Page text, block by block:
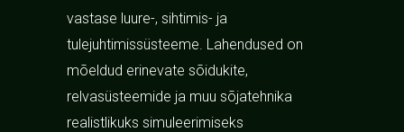
vastase luure-, sihtimis- ja
tulejuhtimissüsteeme. Lahendused on
mõeldud erinevate sõidukite,
relvasüsteemide ja muu sõjatehnika
realistlikuks simuleerimiseks